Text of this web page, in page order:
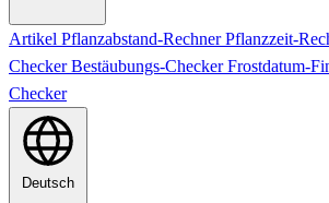
Artikel Pflanzabstand-RechnerPflanzzeit-
CheckerBestäubungs-CheckerFrostdatum-
Checker
Deutsch